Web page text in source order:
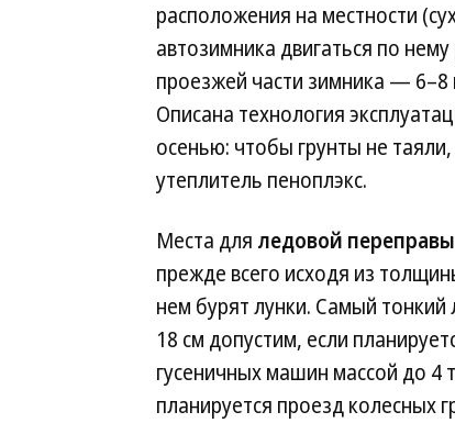
расположения на местности
автозимника двигаться по
проезжей части зимника —
Описана технология
осенью: чтобы грунты не
утеплитель пеноплэкс.
Места для ледовой переправы
прежде всего исходя из
нем бурят лунки. Самый
18 см допустим, если
гусеничных машин массой до 4
планируется проезд колесных